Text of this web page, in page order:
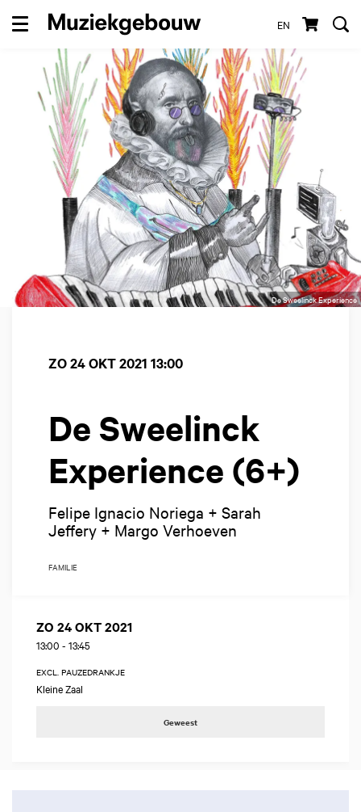
EN
Menu
De Sweelinck Experience
De Sweelinck
Experience (6+)
Felipe Ignacio Noriega + Sarah
Jeffery + Margo Verhoeven
ZO 24 OKT 2021 13:00
FAMILIE
ZO 24 OKT 2021
13:00 - 13:45
EXCL. PAUZEDRANKJE
Kleine Zaal
Geweest